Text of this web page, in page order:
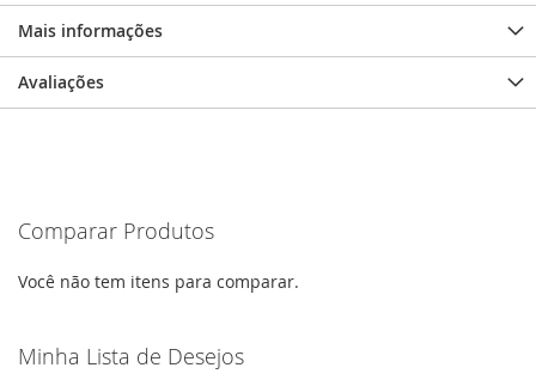
Mais informações
Avaliações
Comparar Produtos
Você não tem itens para comparar.
Minha Lista de Desejos